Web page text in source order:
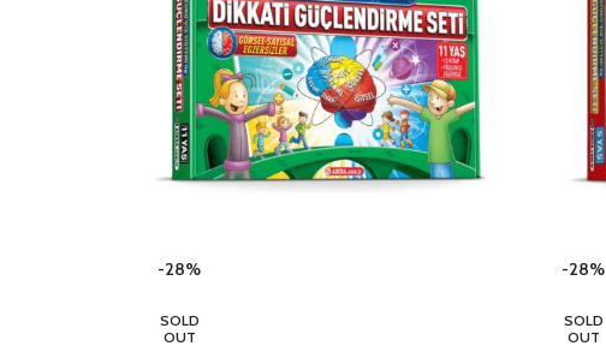
-28%
SOLD
OUT
-28%
SOLD
OUT